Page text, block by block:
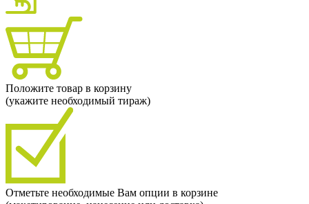
Положите товар в корзину
(укажите необходимый тираж)
Отметьте необходимые Вам опции в корзине